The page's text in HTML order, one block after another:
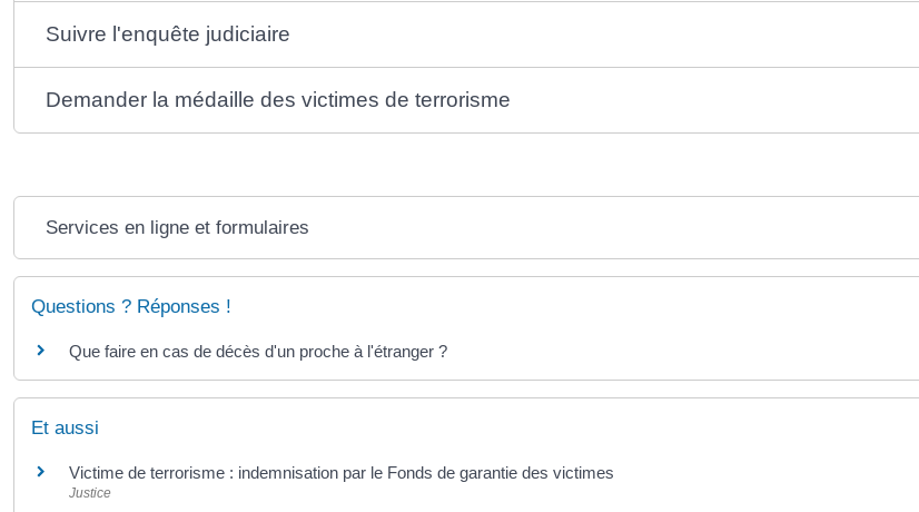
Suivre l'enquête judiciaire
Demander la médaille des victimes de terrorisme
Services en ligne et formulaires
Questions ? Réponses !
Que faire en cas de décès d'un proche à l'étranger ?
Et aussi
Victime de terrorisme : indemnisation par le Fonds de garantie des victimes
Justice